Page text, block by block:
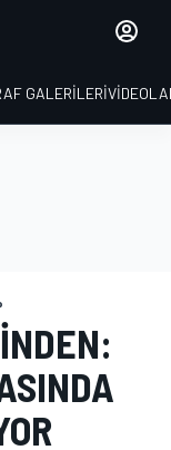
GALERILERI